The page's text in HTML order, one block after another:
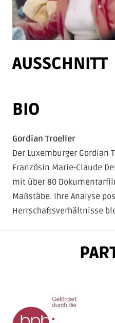
AUSSCHNITT
Indem Sie dieses
und akzeptieren
Immer Youtube-
BIO
Gordian Troeller
Der Luxemburger Gordian
Französin Marie-Claude
mit über 80
Maßstäbe. Ihre Analyse
Herrschaftsverhältnisse